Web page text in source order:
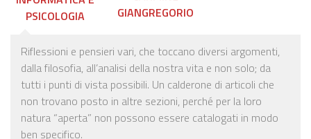
PSICOLOGIA
GIANGREGORIO
Riflessioni e pensieri vari, che toccano diversi argomenti,
dalla filosofia, all’analisi della nostra vita e non solo; da
tutti i punti di vista possibili. Un calderone di articoli che
non trovano posto in altre sezioni, perché per la loro
natura “aperta” non possono essere catalogati in modo
ben specifico.